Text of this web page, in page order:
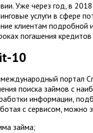
Уже через год, в
услуги в сфере
клиентам
погашения
10
портал
поиска займов с
информации,
с сервисом, можно
займа;